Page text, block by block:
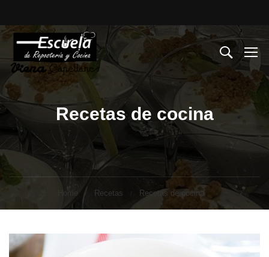
Recetas de cocina
Home Recetas Recetas de cocina